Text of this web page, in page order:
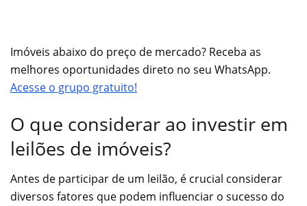
Imóveis abaixo do preço de mercado? Receba as
melhores oportunidades direto no seu WhatsApp.
Acesse o grupo gratuito!
O que considerar ao investir em
leilões de imóveis?
Antes de participar de um leilão, é crucial considerar
diversos fatores que podem influenciar o sucesso do